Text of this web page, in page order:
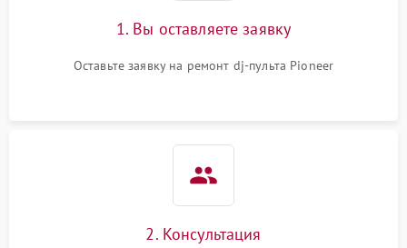
1. Вы оставляете заявку
Оставьте заявку на ремонт dj-пульта Pioneer
2. Консультация